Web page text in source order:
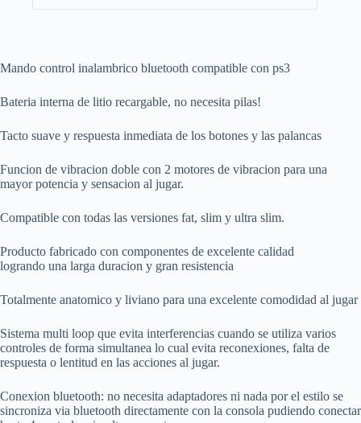
Mando control inalambrico bluetooth compatible con ps3
Bateria interna de litio recargable, no necesita pilas!
Tacto suave y respuesta inmediata de los botones y las palancas
Funcion de vibracion doble con 2 motores de vibracion para una
mayor potencia y sensacion al jugar.
Compatible con todas las versiones fat, slim y ultra slim.
Producto fabricado con componentes de excelente calidad
logrando una larga duracion y gran resistencia
Totalmente anatomico y liviano para una excelente comodidad al jugar
Sistema multi loop que evita interferencias cuando se utiliza varios
controles de forma simultanea lo cual evita reconexiones, falta de
respuesta o lentitud en las acciones al jugar.
Conexion bluetooth: no necesita adaptadores ni nada por el estilo se
sincroniza via bluetooth directamente con la consola pudiendo conectar